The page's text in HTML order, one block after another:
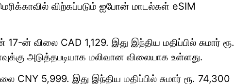
விற்கப்படும் ஐபோன் மாடல்கள் eSIM
ன் விலை CAD 1,129. இது இந்திய மதிப்பில் சுமார் ரூ.
அடுத்தபடியாக மலிவான விலையாக உள்ளது.
CNY 5,999. இது இந்திய மதிப்பில் சுமார் ரூ. 74,300